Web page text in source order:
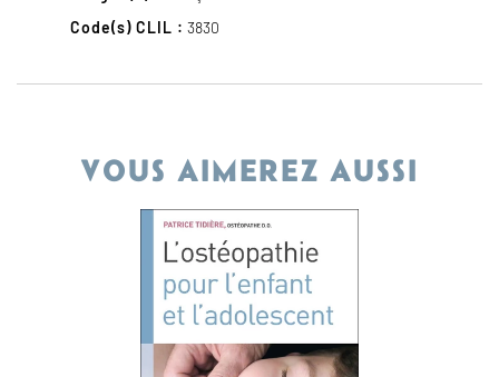
Code(s) CLIL : 3830
VOUS AIMEREZ AUSSI